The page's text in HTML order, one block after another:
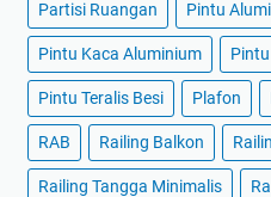
Partisi Ruangan Pintu
Pintu Kaca Aluminium
Pintu Teralis Besi Plafon
RAB Railing Balkon
Railing Tangga Minimalis